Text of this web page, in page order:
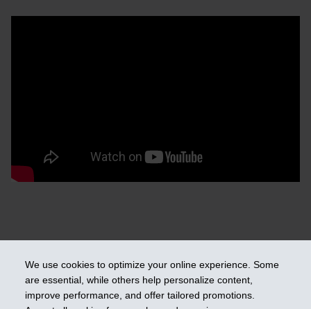
We use cookies to optimize your online experience. Some
are essential, while others help personalize content,
improve performance, and offer tailored promotions.